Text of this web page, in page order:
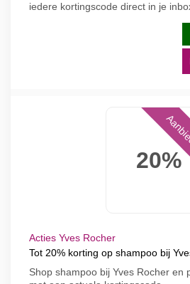
iedere kortingscode direct in je
20%
Acties Yves Rocher
Tot 20% korting op shampoo bij
Shop shampoo bij Yves Rocher en